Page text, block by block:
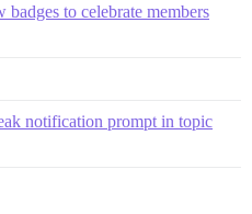
to celebrate members
notification prompt in topic